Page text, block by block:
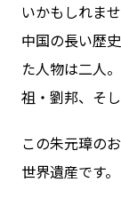
いかもしれませ
中国の長い歴
た人物は二人
祖・劉邦、そ
この朱元璋の
世界遺産です。